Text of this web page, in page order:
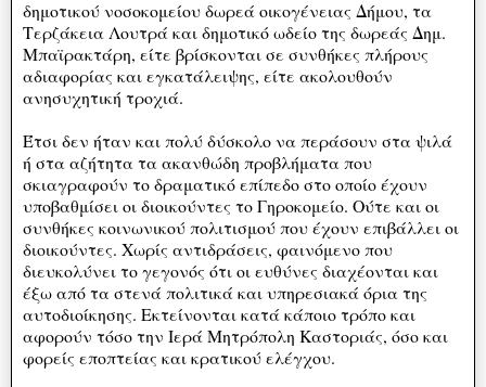
δημοτικού νοσοκομείου δωρεά οικογένειας Δήμου, τα
Τερζάκεια Λουτρά και δημοτικό ωδείο της δωρεάς Δημ.
Μπαϊρακτάρη, είτε βρίσκονται σε συνθήκες πλήρους
αδιαφορίας και εγκατάλειψης, είτε ακολουθούν
ανησυχητική τροχιά.
Έτσι δεν ήταν και πολύ δύσκολο να περάσουν στα ψιλά
ή στα αζήτητα τα ακανθώδη προβλήματα που
σκιαγραφούν το δραματικό επίπεδο στο οποίο έχουν
υποβαθμίσει οι διοικούντες το Γηροκομείο. Ούτε και οι
συνθήκες κοινωνικού πολιτισμού που έχουν επιβάλλει οι
διοικούντες. Χωρίς αντιδράσεις, φαινόμενο που
διευκολύνει το γεγονός ότι οι ευθύνες διαχέονται και
έξω από τα στενά πολιτικά και υπηρεσιακά όρια της
αυτοδιοίκησης. Εκτείνονται κατά κάποιο τρόπο και
αφορούν τόσο την Ιερά Μητρόπολη Καστοριάς, όσο και
φορείς εποπτείας και κρατικού ελέγχου.